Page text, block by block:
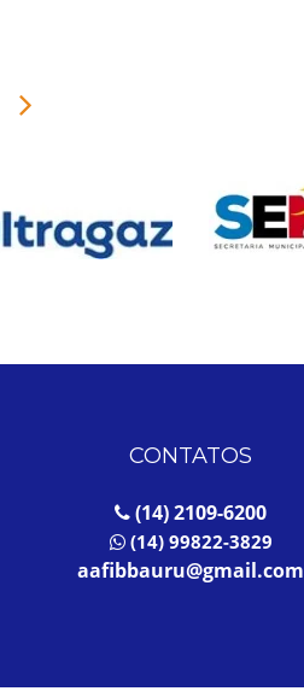
CONTATOS
(14) 2109-6200
(14) 99822-3829
aafibbauru@gmail.com